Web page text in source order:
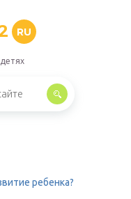
RU
ребенка?